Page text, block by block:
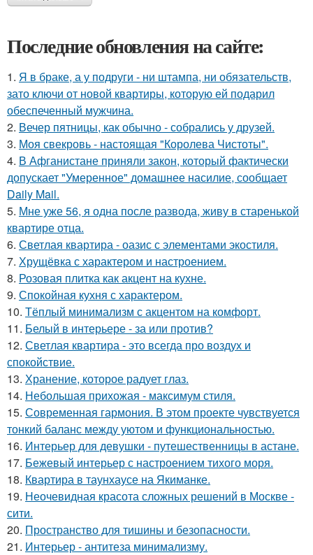
Последние обновления на сайте:
1. Я в браке, а у подруги - ни штампа, ни обязательств,
зато ключи от новой квартиры, которую ей подарил
обеспеченный мужчина.
2. Вечер пятницы, как обычно - собрались у друзей.
3. Моя свекровь - настоящая "Королева Чистоты".
4. В Афганистане приняли закон, который фактически
допускает "Умеренное" домашнее насилие, сообщает
Daily Mail.
5. Мне уже 56, я одна после развода, живу в старенькой
квартире отца.
6. Светлая квартира - оазис с элементами экостиля.
7. Хрущёвка с характером и настроением.
8. Розовая плитка как акцент на кухне.
9. Спокойная кухня с характером.
10. Тёплый минимализм с акцентом на комфорт.
11. Белый в интерьере - за или против?
12. Светлая квартира - это всегда про воздух и
спокойствие.
13. Хранение, которое радует глаз.
14. Небольшая прихожая - максимум стиля.
15. Современная гармония. В этом проекте чувствуется
тонкий баланс между уютом и функциональностью.
16. Интерьер для девушки - путешественницы в астане.
17. Бежевый интерьер с настроением тихого моря.
18. Квартира в таунхаусе на Якиманке.
19. Неочевидная красота сложных решений в Москве -
сити.
20. Пространство для тишины и безопасности.
21. Интерьер - антитеза минимализму.